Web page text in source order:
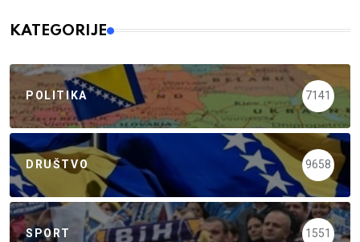
KATEGORIJE
POLITIKA 7141
DRUŠTVO 9658
SPORT 1551